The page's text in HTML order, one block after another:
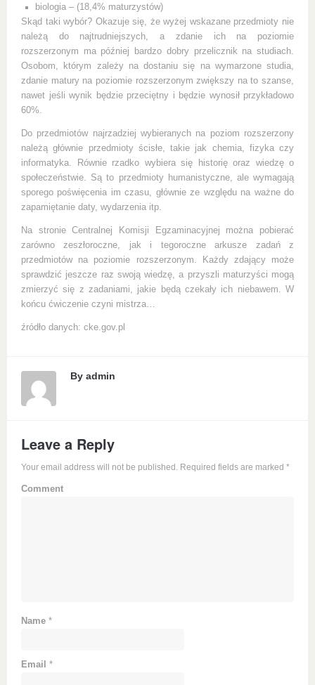
biologia – (18,4% maturzystów)
Skąd taki wybór? Okazuje się, że wyżej wskazane przedmioty nie
należą do najtrudniejszych, a zdanie ich na poziomie
rozszerzonym ma później bardzo dobry przelicznik na studiach.
Osobom, którym zależy na dostaniu się na wymarzone studia,
zdanie matury na poziomie rozszerzonym zwiększy na to szanse,
nawet jeśli wynik będzie przeciętny i będzie wynosił przykładowo
60%.
Do przedmiotów najrzadziej wybieranych na poziom rozszerzony
należą głównie przedmioty ścisłe, takie jak chemia, fizyka czy
informatyka. Równie rzadko wybiera się historię oraz wiedzę o
społeczeństwie. Są to przedmioty humanistyczne, ale wymagają
sporego poświęcenia im czasu, głównie ze względu na ważne do
zapamiętanie daty, wydarzenia itp.
Na stronie Centralnej Komisji Egzaminacyjnej można pobierać
zarówno zeszłoroczne, jak i tegoroczne arkusze zadań z
przedmiotów na poziomie rozszerzonym. Każdy zdający może
sprawdzić jeszcze raz swoją wiedzę, a przyszli maturzyści mogą
zmierzyć się z zadaniami, jakie będą czekały ich niebawem. W
końcu ćwiczenie czyni mistrza…
źródło danych: cke.gov.pl
By admin
Leave a Reply
Your email address will not be published. Required fields are marked *
Comment
Name *
Email *